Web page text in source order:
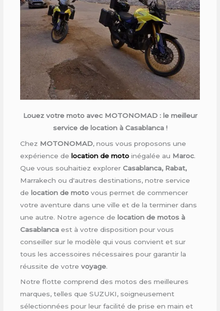
Louez votre moto avec MOTONOMAD : le meilleur
service de location à Casablanca !
Chez MOTONOMAD, nous vous proposons une
expérience de location de moto inégalée au Maroc.
Que vous souhaitiez explorer Casablanca, Rabat,
Marrakech ou d'autres destinations, notre service
delocation de moto vous permet de commencer
votre aventure dans une ville et de la terminer dans
une autre. Notre agence delocation de motos à
Casablanca est à votre disposition pour vous
conseiller sur le modèle qui vous convient et sur
tous les accessoires nécessaires pour garantir la
réussite de votre voyage.
Notre flotte comprend des motos des meilleures
marques, telles que SUZUKI, soigneusement
sélectionnées pour leur facilité de prise en main et